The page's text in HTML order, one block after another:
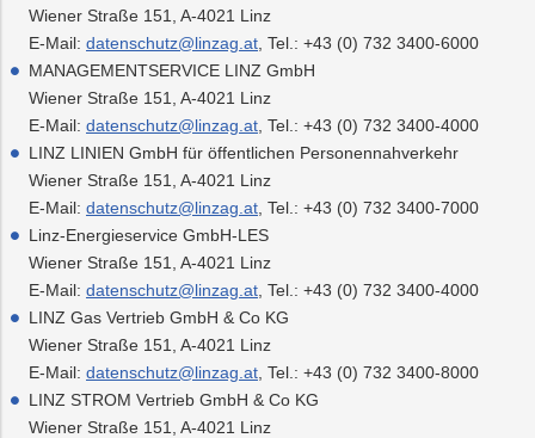
Wiener Straße 151, A-4021 Linz
E-Mail: datenschutz@linzag.at , Tel.: +43 (0) 732 3400-6000
MANAGEMENTSERVICE LINZ GmbH
Wiener Straße 151, A-4021 Linz
E-Mail: datenschutz@linzag.at , Tel.: +43 (0) 732 3400-4000
LINZ LINIEN GmbH für öffentlichen Personennahverkehr
Wiener Straße 151, A-4021 Linz
E-Mail: datenschutz@linzag.at , Tel.: +43 (0) 732 3400-7000
Linz-Energieservice GmbH-LES
Wiener Straße 151, A-4021 Linz
E-Mail: datenschutz@linzag.at , Tel.: +43 (0) 732 3400-4000
LINZ Gas Vertrieb GmbH & Co KG
Wiener Straße 151, A-4021 Linz
E-Mail: datenschutz@linzag.at , Tel.: +43 (0) 732 3400-8000
LINZ STROM Vertrieb GmbH & Co KG
Wiener Straße 151, A-4021 Linz